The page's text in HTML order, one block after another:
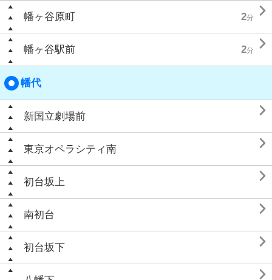
幡ヶ谷原町 2分 
幡ヶ谷駅前 2分 
幡代
新国立劇場前 
東京オペラシティ南 
初台坂上 
南初台 
初台坂下 
